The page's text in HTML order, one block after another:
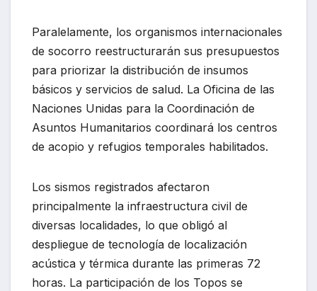
Paralelamente, los organismos internacionales
de socorro reestructurarán sus presupuestos
para priorizar la distribución de insumos
básicos y servicios de salud. La Oficina de las
Naciones Unidas para la Coordinación de
Asuntos Humanitarios coordinará los centros
de acopio y refugios temporales habilitados.
Los sismos registrados afectaron
principalmente la infraestructura civil de
diversas localidades, lo que obligó al
despliegue de tecnología de localización
acústica y térmica durante las primeras 72
horas. La participación de los Topos se